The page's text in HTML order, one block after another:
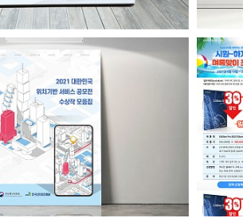
스공모전수상작모음집2021